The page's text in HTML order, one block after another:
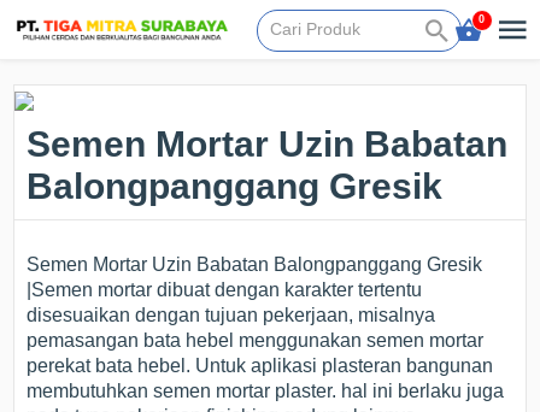
0
Semen Mortar Uzin Babatan
Balongpanggang Gresik
Semen Mortar Uzin Babatan Balongpanggang Gresik
|Semen mortar dibuat dengan karakter tertentu
disesuaikan dengan tujuan pekerjaan, misalnya
pemasangan bata hebel menggunakan semen mortar
perekat bata hebel. Untuk aplikasi plasteran bangunan
membutuhkan semen mortar plaster. hal ini berlaku juga